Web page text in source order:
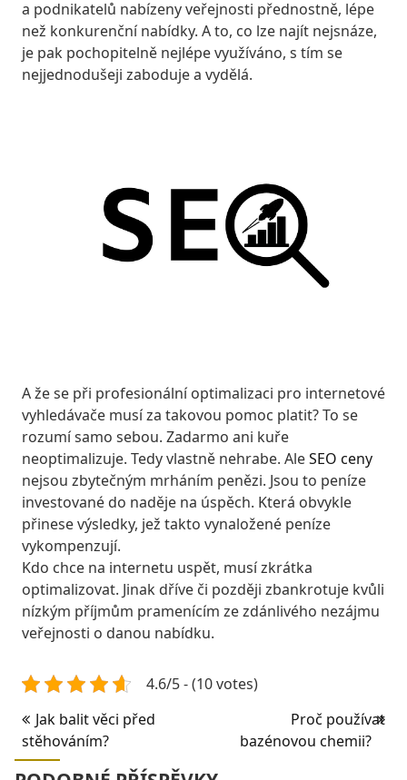
a podnikatelů nabízeny veřejnosti přednostně, lépe
než konkurenční nabídky. A to, co lze najít nejsnáze,
je pak pochopitelně nejlépe využíváno, s tím se
nejjednodušeji zaboduje a vydělá.
A že se při profesionální optimalizaci pro internetové
vyhledávače musí za takovou pomoc platit? To se
rozumí samo sebou. Zadarmo ani kuře
neoptimalizuje. Tedy vlastně nehrabe. AleSEO ceny
nejsou zbytečným mrháním penězi. Jsou to peníze
investované do naděje na úspěch. Která obvykle
přinese výsledky, jež takto vynaložené peníze
vykompenzují.
Kdo chce na internetu uspět, musí zkrátka
optimalizovat. Jinak dříve či později zbankrotuje kvůli
nízkým příjmům pramenícím ze zdánlivého nezájmu
veřejnosti o danou nabídku.
4.6/5 - (10 votes)
Navigace
pro
Jak balit věci před
stěhováním?
Proč používat
bazénovou chemii?